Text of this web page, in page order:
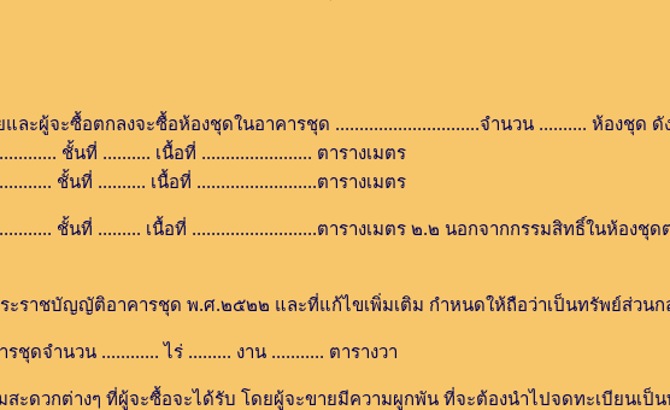
อตกลงจะซื้อห้องชุดในอาคารชุด ..............................จำนวน .......... ห้องชุด ดั
.......... เนื้อที่ ....................... ตารางเมตร
.......... เนื้อที่ .........................ตารางเมตร
เนื้อที่ ..........................ตารางเมตร ๒.๒ นอกจากกรรมสิทธิ์ในห้องชุดตา
าคารชุด พ.ศ.๒๕๒๒ และที่แก้ไขเพิ่มเติม กำหนดให้ถือว่าเป็นทรัพย์ส่วนก
............ ไร่ ......... งาน ........... ตารางวา
ที่ผู้จะซื้อจะได้รับ โดยผู้จะขายมีความผูกพัน ที่จะต้องนำไปจดทะเบียนเป็นทรั